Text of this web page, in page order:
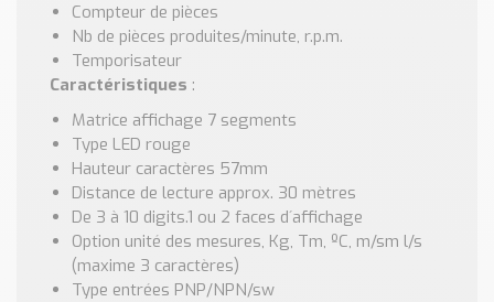
Compteur de pièces
Nb de pièces produites/minute, r.p.m.
Temporisateur
Caractéristiques :
Matrice affichage 7 segments
Type LED rouge
Hauteur caractères 57mm
Distance de lecture approx. 30 mètres
De 3 à 10 digits.1 ou 2 faces d´affichage
Option unité des mesures, Kg, Tm, ºC, m/sm l/s
(maxime 3 caractères)
Type entrées PNP/NPN/sw